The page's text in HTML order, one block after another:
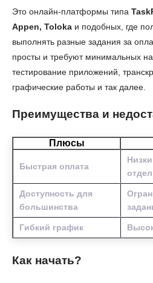
Это онлайн-платформы типа
Appen, Toloka и подобных, где
выполнять разные задания за
просты и требуют минимальных
тестирование приложений,
графические работы и так далее.
Преимущества и
Плюсы
Быстрая оплата
Доступность для
большинства
Гибкий график
Как начать?